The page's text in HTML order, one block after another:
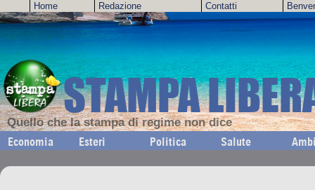
Home Redazione Contatti
STAMPA
Quello che la stampa di regime non dice
Economia Esteri Politica Salute